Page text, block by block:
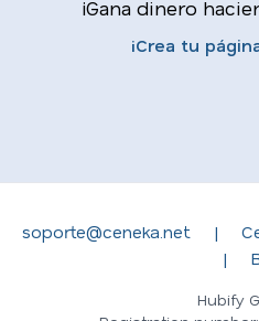
¡Gana dinero
¡Crea tu
soporte@ceneka.net |
|
Hubify